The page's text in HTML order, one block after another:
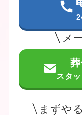
メ
スタ
まずや